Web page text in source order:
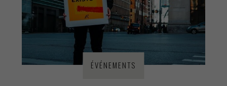
ÉVÉNEMENTS